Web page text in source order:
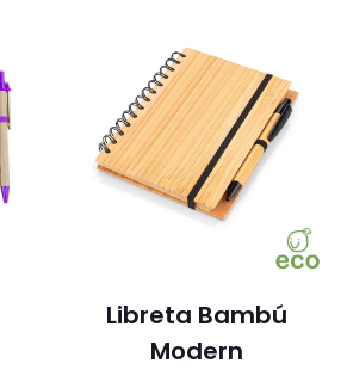
Libreta Bambú
Modern